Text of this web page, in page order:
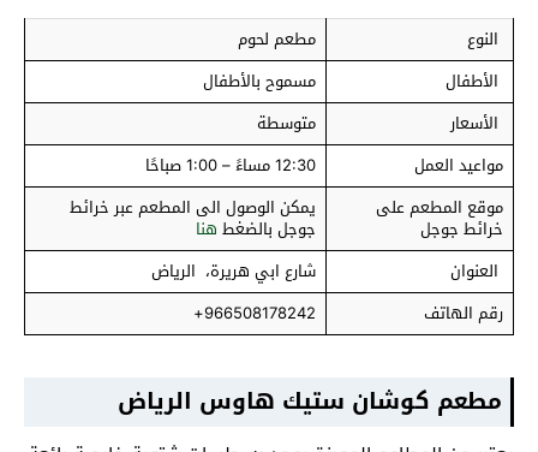
النوع
مطعم لحوم
الأطفال
مسموح بالأطفال
الأسعار
متوسطة
مواعيد العمل
12:30 مساءً – 1:00 صباحًا
موقع المطعم على
خرائط جوجل
يمكن الوصول الى المطعم عبر خرائط
جوجل بالضغط هنا
العنوان
شارع ابي هريرة، الرياض
رقم الهاتف
966508178242+
مطعم كوشان ستيك هاوس الرياض